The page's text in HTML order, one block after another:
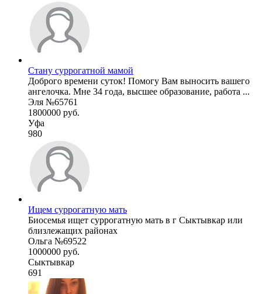
Стану суррогатной мамой
Доброго времени суток! Помогу Вам выносить вашего
ангелочка. Мне 34 года, высшее образование, работа ...
Эля №65761
1800000 руб.
Уфа
980
Ищем суррогатную мать
Биосемья ищет суррогатную мать в г Сыктывкар или
близлежащих районах
Ольга №69522
1000000 руб.
Сыктывкар
691